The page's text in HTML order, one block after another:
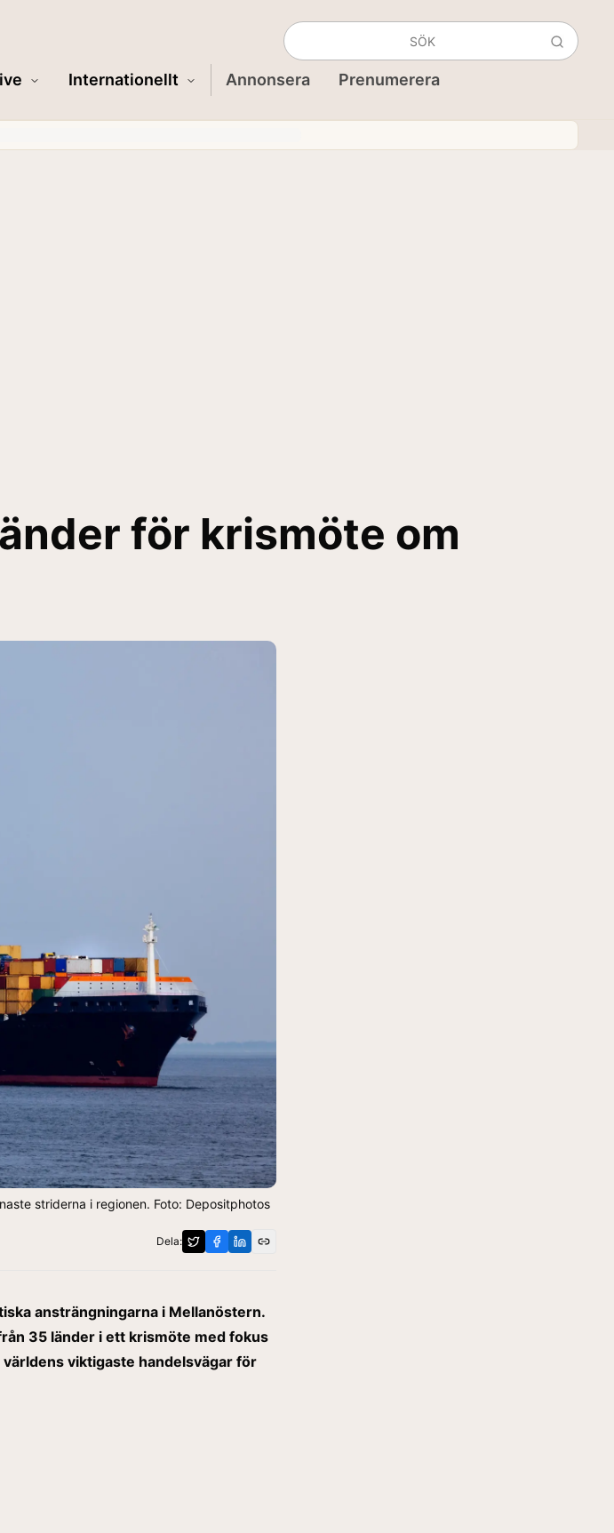
Internationellt Annonsera Prenumerera
för krismöte om
striderna i regionen. Foto: Depositphotos
Dela:
ansträngningarna i Mellanöstern.
35 länder i ett krismöte med fokus
viktigaste handelsvägar för